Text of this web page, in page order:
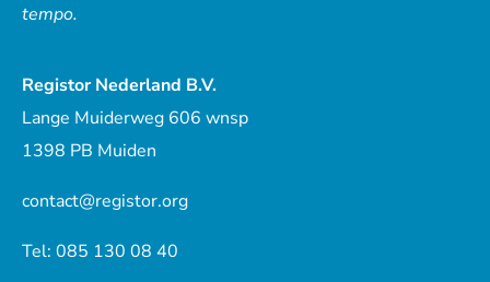
tempo.
Registor Nederland B.V.
Lange Muiderweg 606 wnsp
1398 PB Muiden
contact@registor.org
Tel: 085 130 08 40